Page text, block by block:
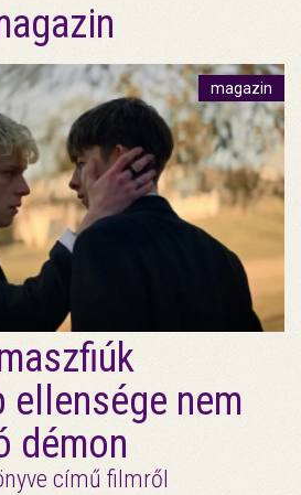
magazin
ellensége nem
démon
című filmről